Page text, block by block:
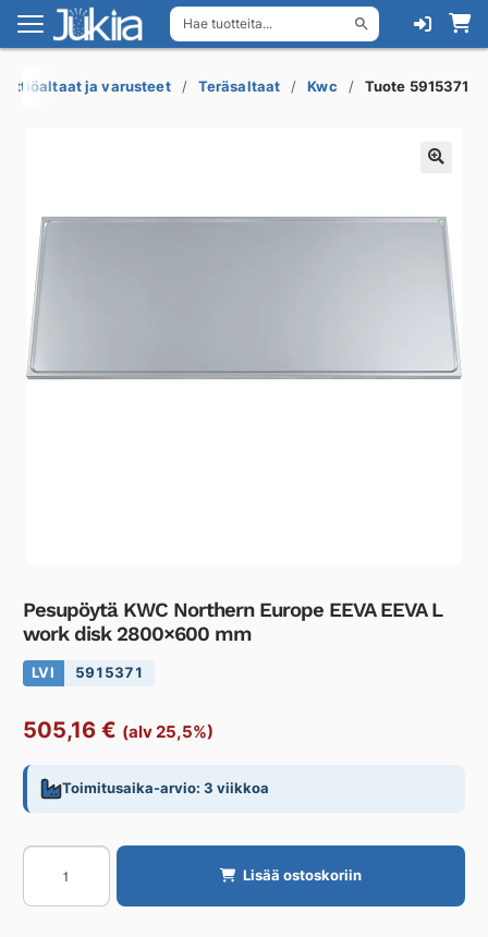
Hae tuotteita...
Siirry
navigointiin
Siirry
sisältöön
ja varusteet Teräsaltaat Kwc Tuote 5915371
Pesupöytä KWC Northern Europe EEVA EEVA L
work disk 2800×600 mm
LVI 5915371
505,16 € (alv 25,5%)
Toimitusaika-arvio: 3 viikkoa
Pesupöytä
Northern
Lisää ostoskoriin